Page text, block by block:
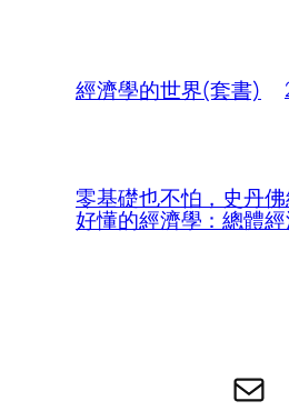
經濟學的世界(套書)
零基礎也不怕，史丹
好懂的經濟學：總體
电子邮件